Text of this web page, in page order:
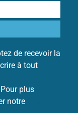
de recevoir la
à tout
plus
notre